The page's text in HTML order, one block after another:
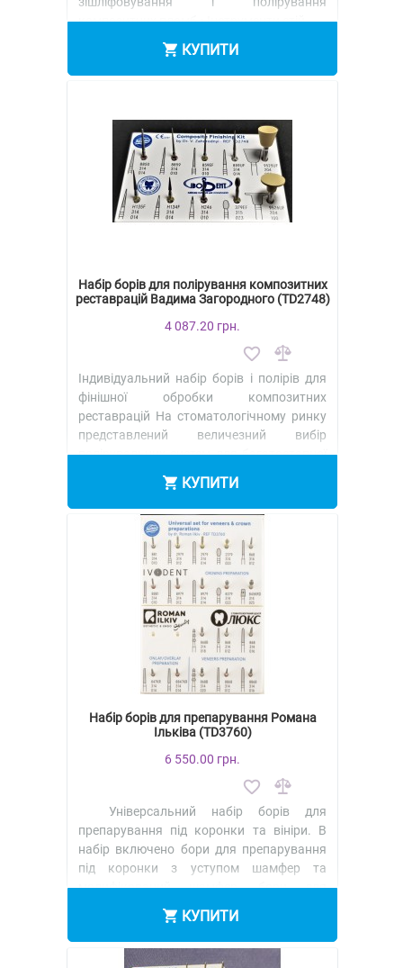
композитних пломб • Інструменти стій..
КУПИТИ
Набір борів для полірування композитних
реставрацій Вадима Загородного (TD2748)
4 087.20 грн.
Індивідуальний набір борів і полірів для
фінішної обробки композитних
реставрацій На стоматологічному ринку
представлений величезний вибір
полірувальних систем для багатоетапної
КУПИТИ
Набір борів для препарування Романа
Ільківа (TD3760)
6 550.00 грн.
Універсальний набір борів для
препарування під коронки та вініри. В
набір включено бори для препарування
під коронки з уступом шамфер та
модифікований шамфер, бори для
КУПИТИ